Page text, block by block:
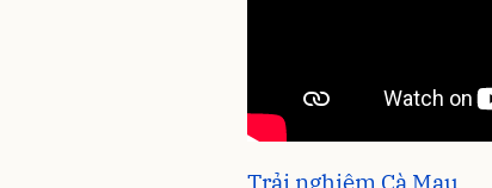
Trải nghiệm Cà Mau